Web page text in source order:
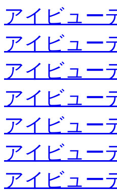
アイビュー
アイビュー
アイビュー
アイビュー
アイビュー
アイビュー
アイビュー